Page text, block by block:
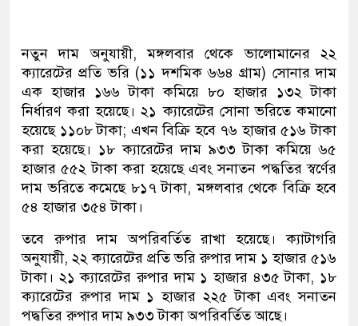
নতুন দাম অনুযায়ী, মঙ্গলবার থেকে ভালোমানের ২২
ক্যারেটের প্রতি ভরি (১১ দশমিক ৬৬৪ গ্রাম) সোনার দাম
এক হাজার ১৬৬ টাকা কমিয়ে ৮০ হাজার ১৩২ টাকা
নির্ধারণ করা হয়েছে। ২১ ক্যারেটের সোনা ভরিতে কমানো
হয়েছে ১১০৮ টাকা; এখন বিক্রি হবে ৭৬ হাজার ৫১৬ টাকা
করা হয়েছে। ১৮ ক্যারেটের দাম ৯৩৩ টাকা কমিয়ে ৬৫
হাজার ৫৫২ টাকা করা হয়েছে এবং সনাতন পদ্ধতির স্বর্ণের
দাম ভরিতে কমেছে ৮১৭ টাকা, মঙ্গলবার থেকে বিক্রি হবে
৫৪ হাজার ৩৫৪ টাকা।
তবে রুপার দাম অপরিবর্তিত রাখা হয়েছে। ক্যাটাগরি
অনুযায়ী, ২২ ক্যারেটের প্রতি ভরি রুপার দাম ১ হাজার ৫১৬
টাকা। ২১ ক্যারেটের রুপার দাম ১ হাজার ৪৩৫ টাকা, ১৮
ক্যারেটের রুপার দাম ১ হাজার ২২৫ টাকা এবং সনাতন
পদ্ধতির রুপার দাম ৯৩৩ টাকা অপরিবর্তিত আছে।